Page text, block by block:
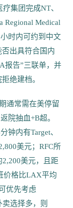
集团完成NT、
Regional Medical
时内可约到中文
出具符合国内
报告”三联单，并
绝建档。
通常需在美停留
院抽血+B超。
钟内有Target、
美元；RFC所
美元，且距
价格比LAX平均
优先考虑
选择多，则